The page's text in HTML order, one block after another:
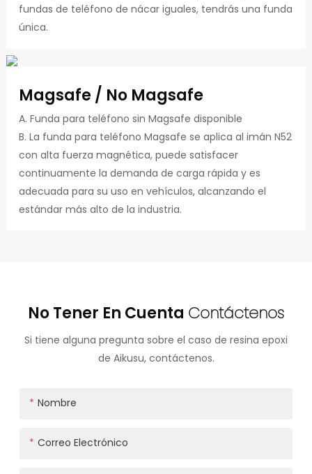
fundas de teléfono de nácar iguales, tendrás una funda
única.
Magsafe / No Magsafe
A. Funda para teléfono sin Magsafe disponible
B. La funda para teléfono Magsafe se aplica al imán N52
con alta fuerza magnética, puede satisfacer
continuamente la demanda de carga rápida y es
adecuada para su uso en vehículos, alcanzando el
estándar más alto de la industria.
No Tener En Cuenta Contáctenos
Si tiene alguna pregunta sobre el caso de resina epoxi
de Aikusu, contáctenos.
Nombre
Correo Electrónico